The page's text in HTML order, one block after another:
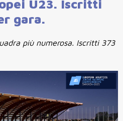
U23. Iscritti
gara.
più numerosa. Iscritti 373